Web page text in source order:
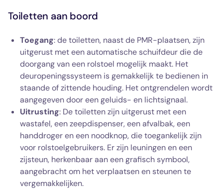
Toiletten aan boord
Toegang: de toiletten, naast de PMR-plaatsen, zijn
uitgerust met een automatische schuifdeur die de
doorgang van een rolstoel mogelijk maakt. Het
deuropeningssysteem is gemakkelijk te bedienen in
staande of zittende houding. Het ontgrendelen wordt
aangegeven door een geluids- en lichtsignaal.
Uitrusting: De toiletten zijn uitgerust met een
wastafel, een zeepdispenser, een afvalbak, een
handdroger en een noodknop, die toegankelijk zijn
voor rolstoelgebruikers. Er zijn leuningen en een
zijsteun, herkenbaar aan een grafisch symbool,
aangebracht om het verplaatsen en steunen te
vergemakkelijken.